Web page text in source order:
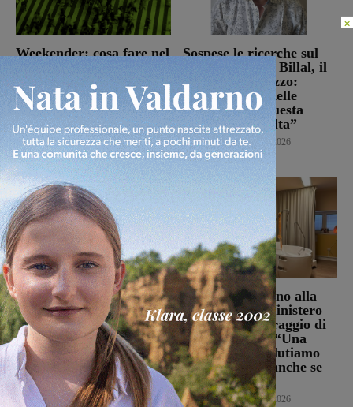
Weekender: cosa fare nel
Valdarno
Weekender 7 Agosto 2026
Sospese le ricerche sul
campo di Miah Billal, il
Prefetto di Arezzo:
“L’attenzione delle
istituzioni su questa
vicenda resta alta”
Cronaca 6 Agosto 2026
La Futsal Sangiovannese
ha scelto la strada della
continuità, appena un
paio i volti nuovi
San Giovanni Valdarno
6 Agosto 2026
Punto Nascita, no alla
deroga ma il Ministero
apre al monitoraggio di
sei mesi. Vadi: “Una
risposta che valutiamo
positivamente anche se
con prudenza”
Cronaca 6 Agosto 2026
×